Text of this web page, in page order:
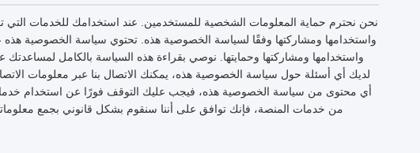
نحن نحترم حماية المعلومات الشخصية للمستخدمين. عند استخدامك للخدمات التي
واستخدامها ومشاركتها وفقًا لسياسة الخصوصية هذه. تحتوي سياسة الخصوصية
واستخدامها ومشاركتها وحمايتها. نوصي بقراءة هذه السياسة بالكامل
لديك أي أسئلة حول سياسة الخصوصية هذه، يمكنك الاتصال بنا عبر معلومات
أي محتوى من سياسة الخصوصية هذه، فيجب عليك التوقف فورًا عن استخدام
من خدمات المنصة، فإنك توافق على أننا سنقوم بشكل قانوني بجمع